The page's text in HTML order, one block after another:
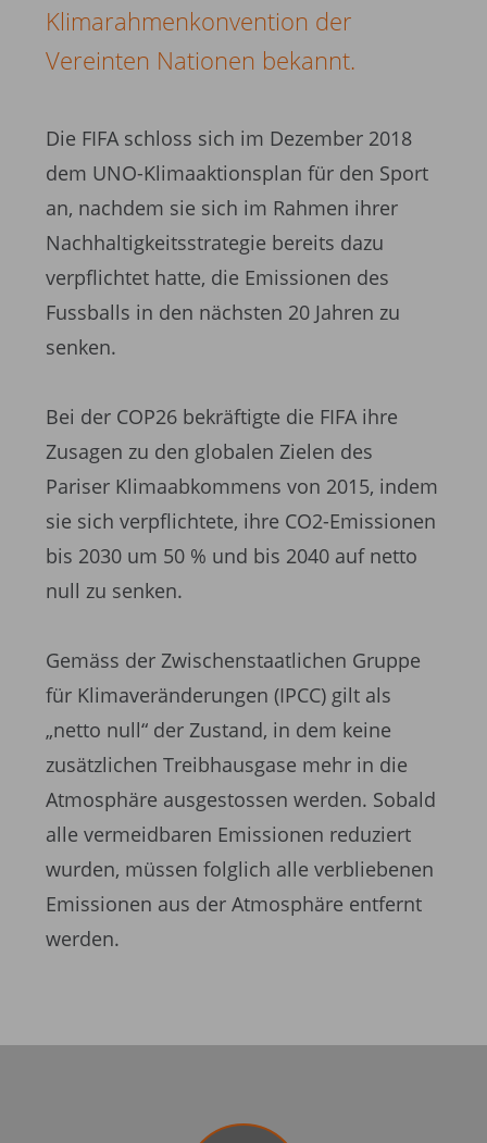
Klimarahmenkonvention der
Vereinten Nationen bekannt.
Die FIFA schloss sich im Dezember 2018
dem UNO-Klima­aktionsplan für den Sport
an, nachdem sie sich im Rahmen ihrer
Nachhaltigkeitsstrategie bereits dazu
verpflichtet hatte, die Emissionen des
Fussballs in den nächsten 20 Jahren zu
senken.
Bei der COP26 bekräftigte die FIFA ihre
Zusagen zu den globalen Zielen des
Pariser Klimaabkommens von 2015, indem
sie sich verpflichtete, ihre CO2-Emissionen
bis 2030 um 50 % und bis 2040 auf netto
null zu senken.
Gemäss der Zwischenstaatlichen Gruppe
für Klimaveränderungen (IPCC) gilt als
„netto null“ der Zustand, in dem keine
zusätzlichen Treibhausgase mehr in die
Atmosphäre ausgestossen werden. Sobald
alle vermeidbaren Emissionen reduziert
wurden, müssen folglich alle verbliebenen
Emissionen aus der Atmosphäre entfernt
werden.